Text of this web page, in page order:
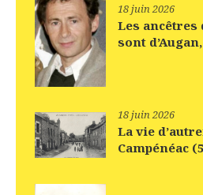
18 juin 2026
Les ancêtres
sont
18 juin 2026
La vie
Campénéac